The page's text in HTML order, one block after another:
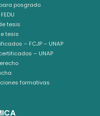
posgrado
tesis
tesis
– FCJP – UNAP
– UNAP
formativas